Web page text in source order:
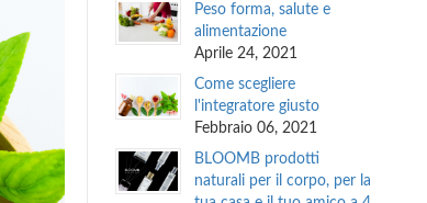
Peso forma, salute e
alimentazione
Aprile 24, 2021
Come scegliere
l'integratore giusto
Febbraio 06, 2021
BLOOMB prodotti
naturali per il corpo, per la